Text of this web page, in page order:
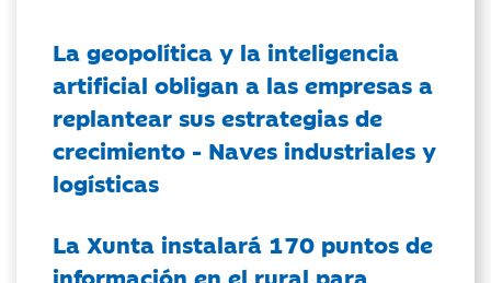
La geopolítica y la inteligencia
artificial obligan a las empresas a
replantear sus estrategias de
crecimiento - Naves industriales y
logísticas
La Xunta instalará 170 puntos de